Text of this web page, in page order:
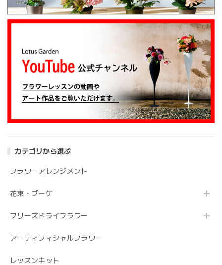
カテゴリから選ぶ
フラワーアレンジメント
花束・ブーケ
フリーズドライフラワー
アーティフィシャルフラワー
レッスンキット
プでハイセンスな華やかな花束を作ってくださいました。
姉も大変喜んでくれて、大満足です。 また、お願いしま
す。 安心してお願いできるお花屋さんです。
大変嬉しいレビューありがとうございます。 お
姉さんも喜んでくださり安心しました。 また、
アンティークブーケ（カビン付き）
丁寧に梱包されていて、 配送の問題は特にありませんでし
ます。 今後も利用したい信頼のおける花屋さんです。
うれしいお返事ありがとうございました。 スタ
お花をお作りさせて頂きますので よろしくお願